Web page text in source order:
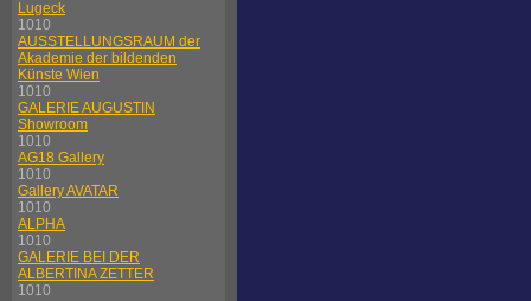
Lugeck
1010
AUSSTELLUNGSRAUM der
Akademie der bildenden
Künste Wien
1010
GALERIE AUGUSTIN
Showroom
1010
AG18 Gallery
1010
Gallery AVATAR
1010
ALPHA
1010
GALERIE BEI DER
ALBERTINA ZETTER
1010